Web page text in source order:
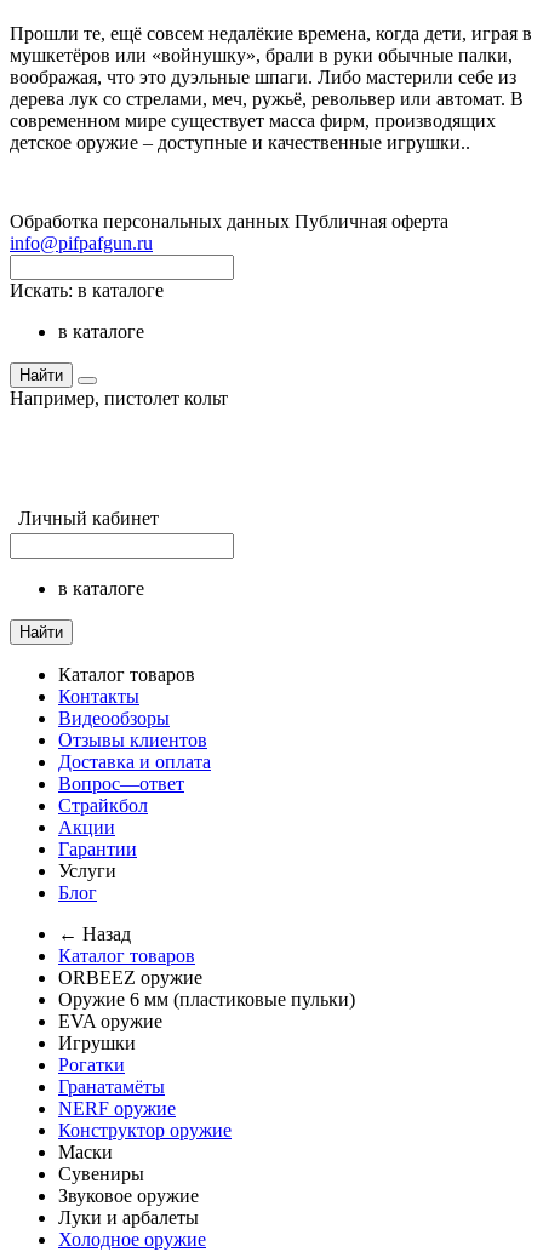
Прошли те, ещё совсем недалёкие времена, когда дети, играя в
мушкетёров или «войнушку», брали в руки обычные палки,
воображая, что это дуэльные шпаги. Либо мастерили себе из
дерева лук со стрелами, меч, ружьё, револьвер или автомат. В
современном мире существует масса фирм, производящих
детское оружие – доступные и качественные игрушки..
Обработка персональных данных Публичная оферта
info@pifpafgun.ru
Искать: в каталоге
в каталоге
Найти
Например, пистолет кольт
Личный кабинет
в каталоге
Найти
Каталог товаров
Контакты
Видеообзоры
Отзывы клиентов
Доставка и оплата
Вопрос—ответ
Страйкбол
Акции
Гарантии
Услуги
Блог
← Назад
Каталог товаров
ORBEEZ оружие
Оружие 6 мм (пластиковые пульки)
EVA оружие
Игрушки
Рогатки
Гранатамёты
NERF оружие
Конструктор оружие
Маски
Сувениры
Звуковое оружие
Луки и арбалеты
Холодное оружие